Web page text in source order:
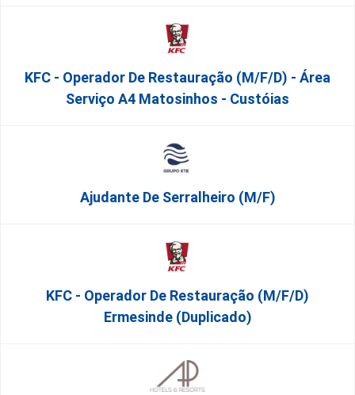
KFC - Operador De Restauração (m/f/d) - Área
Serviço A4 Matosinhos - Custóias
Ajudante De Serralheiro (m/f)
KFC - Operador De Restauração (m/f/d)
Ermesinde (Duplicado)